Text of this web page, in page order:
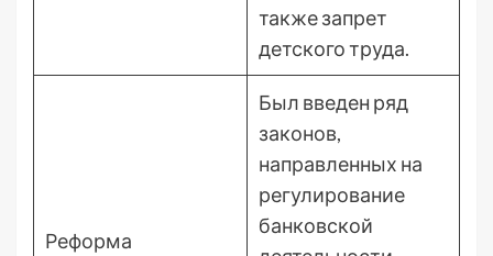
также запрет
детского труда.
Реформа
Был введен ряд
законов,
направленных на
регулирование
банковской